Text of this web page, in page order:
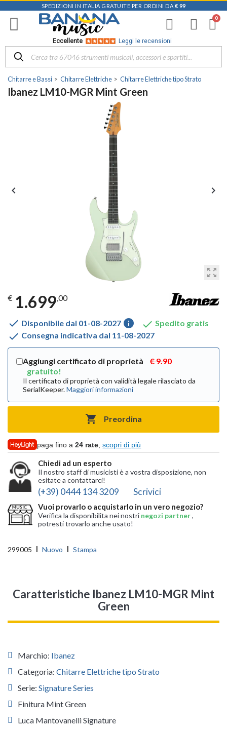
SPEDIZIONI IN ITALIA GRATUITE PER ORDINI DA € 99
Eccellente Leggi le recensioni
Chitarre e Bassi Chitarre Elettriche Chitarre Elettriche tipo Strato
Ibanez LM10-MGR Mint Green
zoom_out_map
 
€ 1.699,00
 Disponibile dal 01-08-2027 info  Spedito gratis
 Consegna indicativa dal 11-08-2027
Aggiungi certificato di proprietà
€ 9.90
gratuito!
Il certificato di proprietà con validità legale rilasciato da
SerialKeeper.Maggiori informazioni
 Preordina
paga fino a24 rate ,scopri di più
Chiedi ad un esperto
Il nostro staff di musicisti è a vostra disposizione, non
esitate a contattarci!
(+39) 0444 134 3209 Scrivici
Vuoi provarlo o acquistarlo in un vero negozio?
Verifica la disponibilita nei nostri negozi partner,
potresti trovarlo anche usato!
299005 Nuovo Stampa
Caratteristiche Ibanez LM10-MGR Mint
Green
Marchio: Ibanez
Categoria: Chitarre Elettriche tipo Strato
Serie: Signature Series
Finitura Mint Green
Luca Mantovanelli Signature